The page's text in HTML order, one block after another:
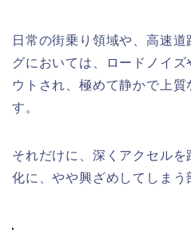
日常の街乗り領域や、高速
グにおいては、ロードノイ
ウトされ、極めて静かで上質
す。
それだけに、深くアクセル
化に、やや興ざめしてしまう